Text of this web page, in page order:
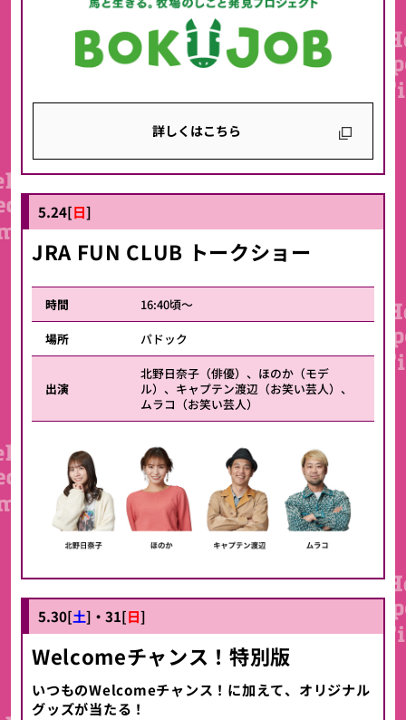
詳しくはこちら
5.24[日]
JRA FUN CLUB トークショー
時間
16:40頃～
場所
パドック
出演
北野日奈子（俳優）、ほのか（モデ
ル）、キャプテン渡辺（お笑い芸人）、
ムラコ（お笑い芸人）
5.30[土]・31[日]
Welcomeチャンス！特別版
いつものWelcomeチャンス！に加えて、オリジナル
グッズが当たる！